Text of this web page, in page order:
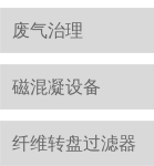
废气治理
磁混凝设备
纤维转盘过滤器